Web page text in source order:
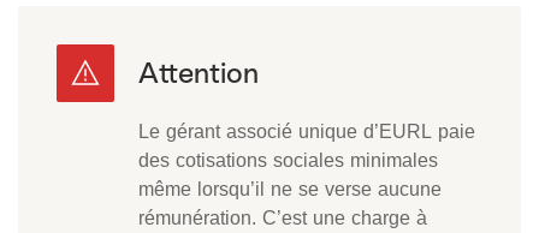
Le gérant associé unique d’EURL paie
des cotisations sociales minimales
même lorsqu’il ne se verse aucune
rémunération. C’est une charge à